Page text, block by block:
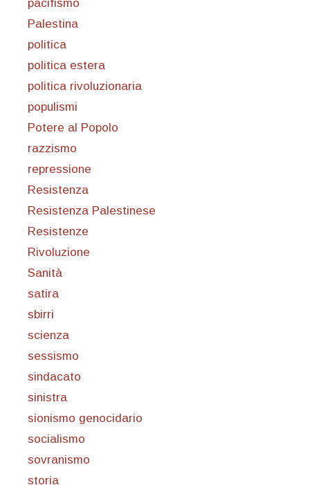
pacifismo
Palestina
politica
politica estera
politica rivoluzionaria
populismi
Potere al Popolo
razzismo
repressione
Resistenza
Resistenza Palestinese
Resistenze
Rivoluzione
Sanità
satira
sbirri
scienza
sessismo
sindacato
sinistra
sionismo genocidario
socialismo
sovranismo
storia